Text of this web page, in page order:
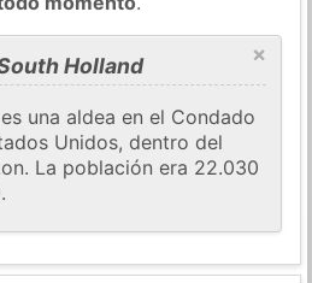
×
Holland
una aldea en el Condado
Unidos, dentro del
La población era 22.030